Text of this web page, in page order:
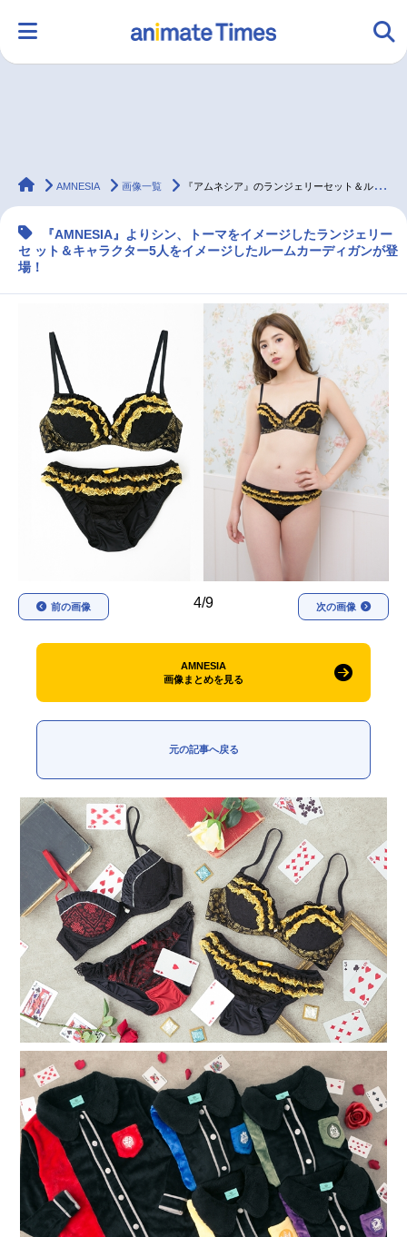
ラジオ みんなの声 グッズ 映画
マンガ・ラノベ ゲーム・アプリ 音楽 コスプレ
トレンド 無料マンガ
最新記事一覧
アニメ記事一覧 声優記事一覧
アニメ映画一覧 実写化映画一覧
今期アニメ曜日別一覧
春アニメ 夏アニメ
冬アニメ
男性声優/女性声優一覧
animateTimes
AMNESIA 画像一覧 『アムネシア』のランジェリーセット＆ルームカーディガンが登場
『AMNESIA』よりシン、トーマをイメージしたランジェリー
セ ット＆キャラクター5人をイメージしたルームカーディガンが登
場！
4/9
前の画像 次の画像
AMNESIA
画像まとめを見る
元の記事へ戻る